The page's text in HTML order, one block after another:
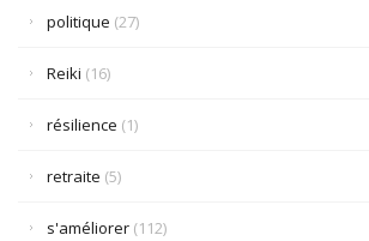
politique (27)
Reiki (16)
résilience (1)
retraite (5)
s'améliorer (112)